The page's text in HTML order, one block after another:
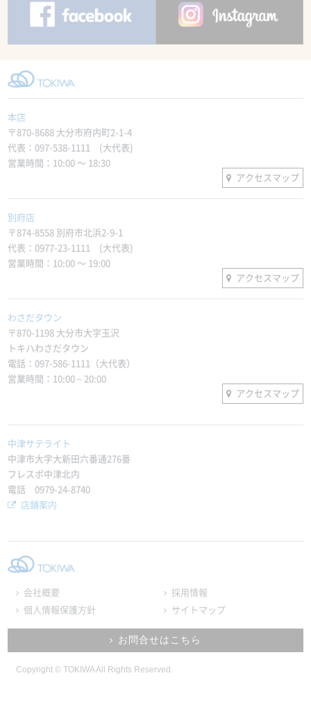
本店
〒870-8688 大分市府内町2-1-4
代表：097-538-1111 (大代表)
営業時間：10:00 〜 18:30
アクセスマップ
別府店
〒874-8558 別府市北浜2-9-1
代表：0977-23-1111 (大代表)
営業時間：10:00 〜 19:00
アクセスマップ
わさだタウン
〒870-1198 大分市大字玉沢
トキハわさだタウン
電話：097-586-1111（大代表）
営業時間：10:00～20:00
アクセスマップ
中津サテライト
中津市大字大新田六番通276番
フレスポ中津北内
電話 0979-24-8740
店舗案内
会社概要
採用情報
個人情報保護方針
サイトマップ
お問合せはこちら
Copyright © TOKIWA All Rights Reserved.